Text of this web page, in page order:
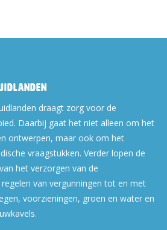
draagt zorg voor de
Daarbij gaat het niet alleen om het
ontwerpen, maar ook om het
vraagstukken. Verder lopen de
het verzorgen van de
van vergunningen tot en met
voorzieningen, groen en water en